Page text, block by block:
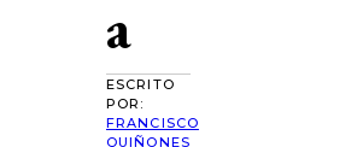
a
ESCRITO
POR:
FRANCISCO
QUIÑONES